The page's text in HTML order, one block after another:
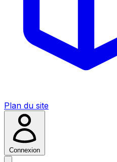
Plan du site
Connexion